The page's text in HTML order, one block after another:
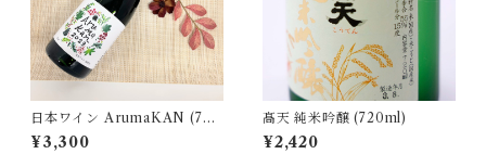
日本ワイン ArumaKAN (750
ml)
¥3,300
髙天 純米吟醸 (720ml)
¥2,420